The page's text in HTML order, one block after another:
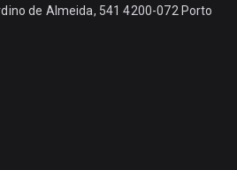
de Almeida, 541 4200-072 Porto